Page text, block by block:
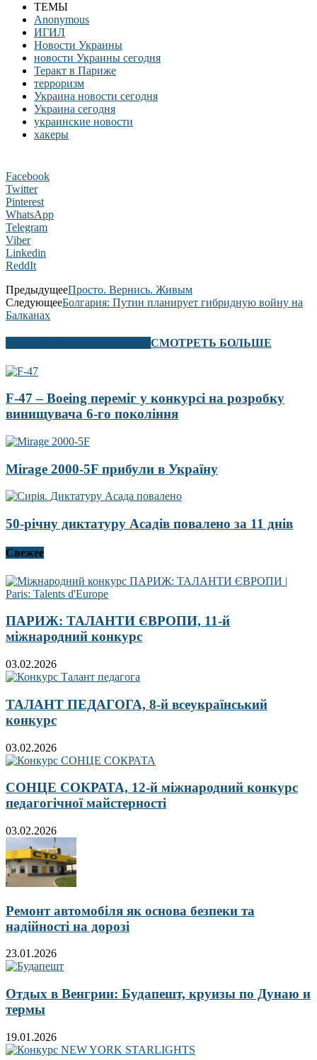
ТЕМЫ
Anonymous
ИГИЛ
Новости Украины
новости Украины сегодня
Теракт в Париже
терроризм
Украина новости сегодня
Украина сегодня
украинские новости
хакеры
Facebook
Twitter
Pinterest
WhatsApp
Telegram
Viber
Linkedin
ReddIt
ПредыдущееПросто. Вернись. Живым
СледующееБолгария: Путин планирует гибридную войну на
Балканах
СМОТРЕТЬ БОЛЬШЕ
F-47 – Boeing переміг у конкурсі на розробку
винищувача 6-го покоління
Mirage 2000-5F прибули в Україну
50-річну диктатуру Асадів повалено за 11 днів
Свежее
ПАРИЖ: ТАЛАНТИ ЄВРОПИ, 11-й
міжнародний конкурс
03.02.2026
ТАЛАНТ ПЕДАГОГА, 8-й всеукраїнський
конкурс
03.02.2026
СОНЦЕ СОКРАТА, 12-й міжнародний конкурс
педагогічної майстерності
03.02.2026
Ремонт автомобіля як основа безпеки та
надійності на дорозі
23.01.2026
Отдых в Венгрии: Будапешт, круизы по Дунаю и
термы
19.01.2026